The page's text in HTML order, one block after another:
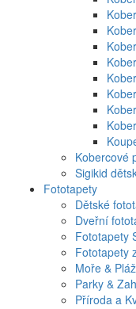
Kobercové
Sigikid
Fototapety
Dětské
Dveřní
Fototapety
Fototapety
Moře &
Parky &
Příroda a